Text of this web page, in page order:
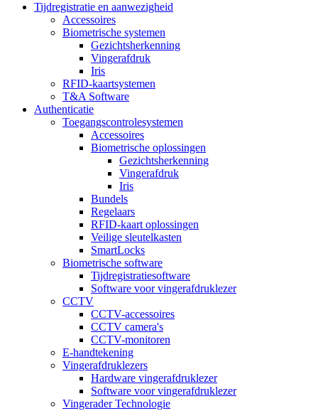
Tijdregistratie en aanwezigheid
Accessoires
Biometrische systemen
Gezichtsherkenning
Vingerafdruk
Iris
RFID-kaartsystemen
T&A Software
Authenticatie
Toegangscontrolesystemen
Accessoires
Biometrische oplossingen
Gezichtsherkenning
Vingerafdruk
Iris
Bundels
Regelaars
RFID-kaart oplossingen
Veilige sleutelkasten
SmartLocks
Biometrische software
Tijdregistratiesoftware
Software voor vingerafdruklezer
CCTV
CCTV-accessoires
CCTV camera's
CCTV-monitoren
E-handtekening
Vingerafdruklezers
Hardware vingerafdruklezer
Software voor vingerafdruklezer
Vingerader Technologie